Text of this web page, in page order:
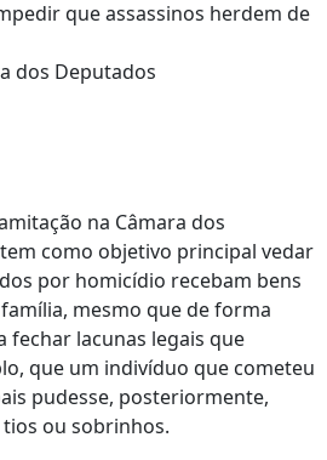
dos Deputados
na Câmara dos
como objetivo principal vedar
por homicídio recebam bens
mesmo que de forma
fechar lacunas legais que
que um indivíduo que cometeu
pudesse, posteriormente,
ou sobrinhos.